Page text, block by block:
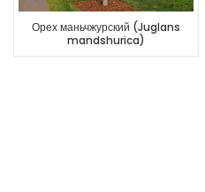
Орех маньчжурский (Juglans
mandshurica)